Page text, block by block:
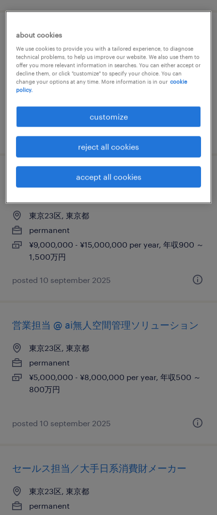
アカウントエグゼクティブ
東京23区, 東京都
permanent
¥9,000,000 - ¥15,000,000 per year, 年収900 ～
【アカウントエグゼクティブ】戦略的セー
東京23区, 東京都
permanent
¥9,000,000 - ¥15,000,000 per year, 年収900 ～
1,500万円
posted 10 september 2025
営業担当 @ ai無人空間管理ソリューション
東京23区, 東京都
permanent
¥5,000,000 - ¥8,000,000 per year, 年収500 ～
800万円
posted 10 september 2025
セールス担当／大手日系消費財メーカー
東京23区, 東京都
permanent
about cookies
We use cookies to provide you with a tailored experience, to diagnose
technical problems, to help us improve our website. We also use them to
offer you more relevant information in searches. You can either accept or
decline them, or click "customize" to specify your choice. You can
change your options at any time. More information is in our cookie
policy.
customize
reject all cookies
accept all cookies